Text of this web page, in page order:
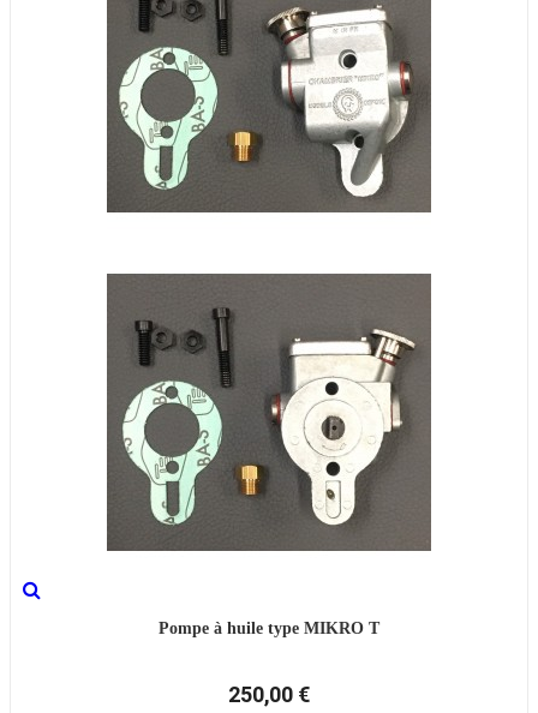
Pompe à huile type MIKRO T
250,00 €